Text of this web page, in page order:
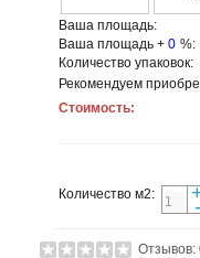
Ваша площадь:
Ваша площадь +0 %:
Количество упаковок:
Рекомендуем
Стоимость:
Количество м2:
-
Отзывов: